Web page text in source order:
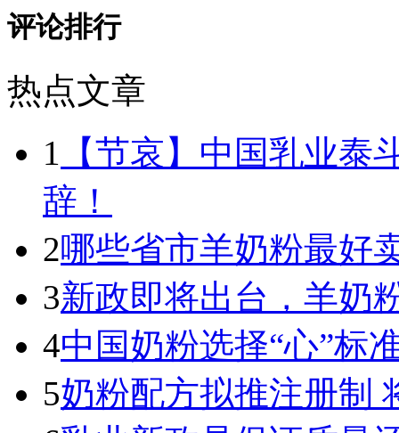
评论排行
热点文章
1 【节哀】中国乳业
辞！
2哪些省市羊奶粉最好
3新政即将出台，羊奶
4中国奶粉选择“心”标
5奶粉配方拟推注册制